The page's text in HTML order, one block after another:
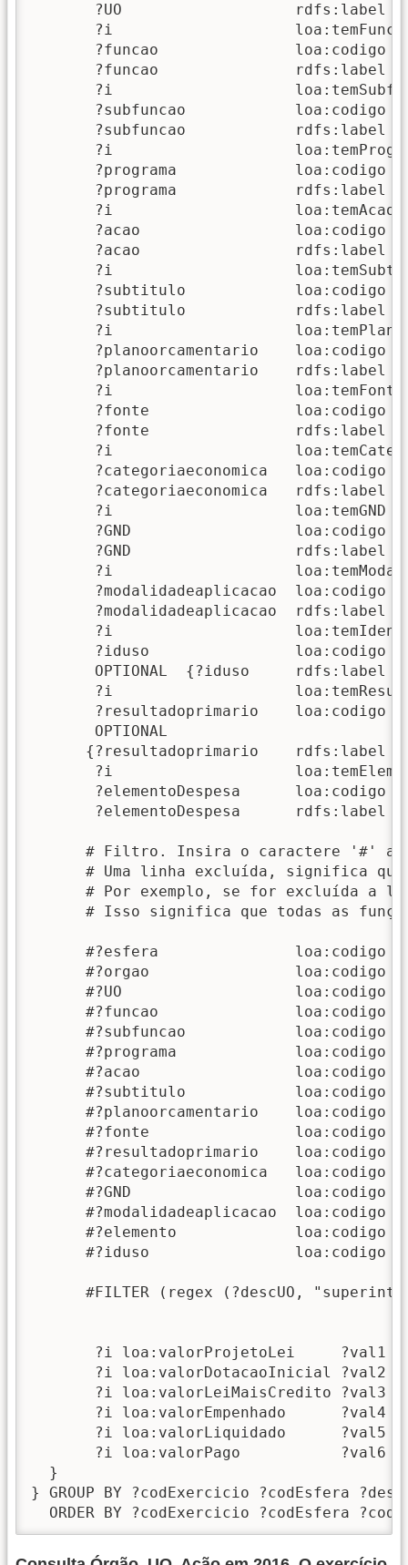
?UO                   rdfs:label
?i
?funcao               loa:codigo
?funcao               rdfs:label
?i
?subfuncao            loa:codigo
?subfuncao            rdfs:label
?i
?programa             loa:codigo
?programa             rdfs:label
?i                    loa:temAcao
?acao                 loa:codigo
?acao                 rdfs:label
?i
?subtitulo            loa:codigo
?subtitulo            rdfs:label
?i
?planoorcamentario    loa:codigo
?planoorcamentario    rdfs:label
?i
?fonte                loa:codigo
?fonte                rdfs:label
?i
?categoriaeconomica   loa:codigo
?categoriaeconomica   rdfs:label
?i                    loa:temGND
?GND                  loa:codigo
?GND                  rdfs:label
?i
?modalidadeaplicacao  loa:codigo
?modalidadeaplicacao  rdfs:label
?i
?iduso                loa:codigo
OPTIONAL  {?iduso     rdfs:label
?i
?resultadoprimario    loa:codigo
       OPTIONAL
{?resultadoprimario    rdfs:label
?i
?elementoDespesa      loa:codigo
?elementoDespesa      rdfs:label
# Filtro. Insira o caractere '#'
# Uma linha excluída, significa
# Por exemplo, se for excluída a
# Isso significa que todas as
#?esfera               loa:codigo
#?orgao                loa:codigo
#?UO                   loa:codigo
#?funcao               loa:codigo
#?subfuncao            loa:codigo
#?programa             loa:codigo
#?acao                 loa:codigo
#?subtitulo            loa:codigo
#?planoorcamentario    loa:codigo
#?fonte                loa:codigo
#?resultadoprimario    loa:codigo
#?categoriaeconomica   loa:codigo
#?GND                  loa:codigo
#?modalidadeaplicacao  loa:codigo
#?elemento             loa:codigo
#?iduso                loa:codigo
#FILTER (regex (?descUO,
       ?i loa:valorProjetoLei     ?val1 .
       ?i loa:valorDotacaoInicial ?val2 .
       ?i loa:valorLeiMaisCredito ?val3 .
       ?i loa:valorEmpenhado      ?val4 .
       ?i loa:valorLiquidado      ?val5 .
       ?i loa:valorPago           ?val6 .
  }
} GROUP BY ?codExercicio ?codEsfera
ORDER BY ?codExercicio ?codEsfera